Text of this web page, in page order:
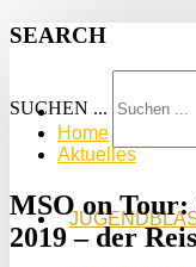
SEARCH
SUCHEN ...
Home
Aktuelles
MSO on
2019 – der